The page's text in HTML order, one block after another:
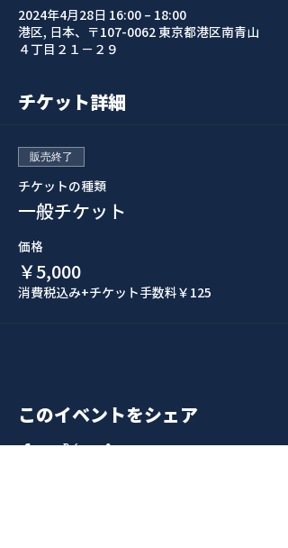
2024年4月28日 16:00 – 18:00
港区, 日本、〒107-0062 東京都港区南青山
４丁目２１−２９
チケット詳細
販売終了
チケットの種類
一般チケット
価格
￥5,000
消費税込み+チケット手数料￥125
このイベントをシェア